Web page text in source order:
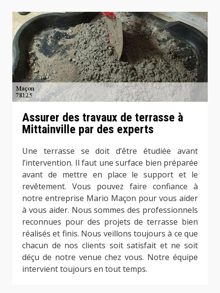
Assurer des travaux de terrasse à
Mittainville par des experts
Une terrasse se doit d’être étudiée avant
l’intervention. Il faut une surface bien préparée
avant de mettre en place le support et le
revêtement. Vous pouvez faire confiance à
notre entreprise Mario Maçon pour vous aider
à vous aider. Nous sommes des professionnels
reconnues pour des projets de terrasse bien
réalisés et finis. Nous veillons toujours à ce que
chacun de nos clients soit satisfait et ne soit
déçu de notre venue chez vous. Notre équipe
intervient toujours en tout temps.